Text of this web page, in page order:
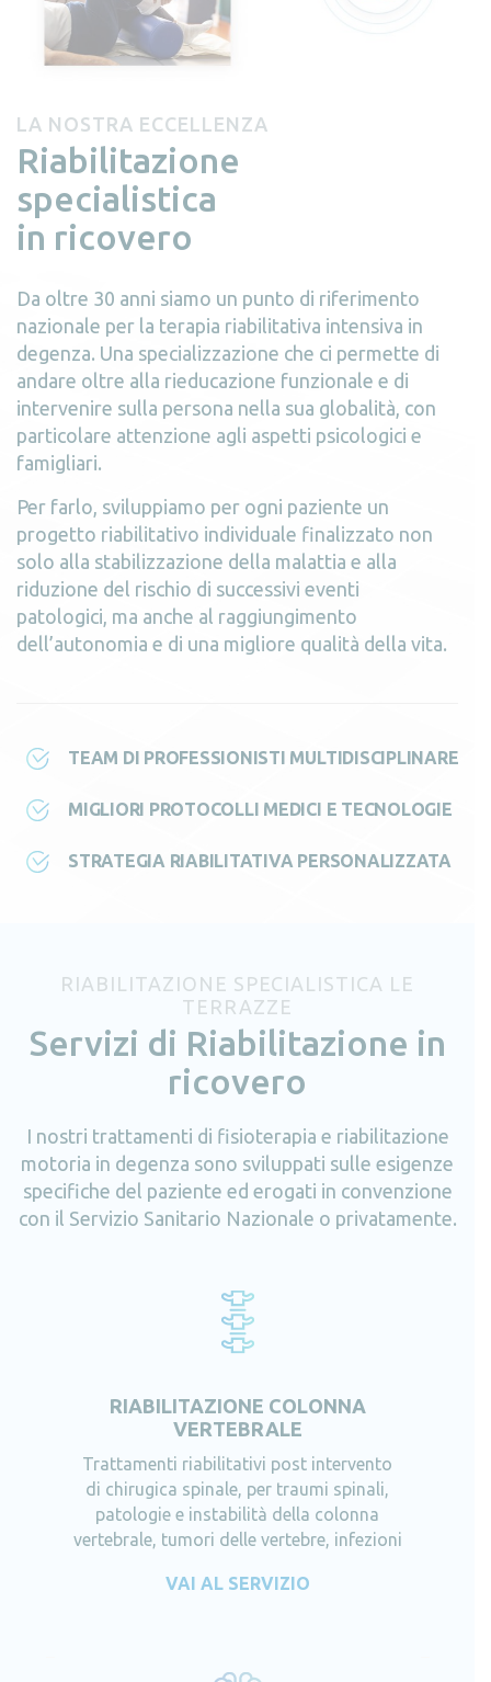
LA NOSTRA ECCELLENZA
Riabilitazione
specialistica
in ricovero
Da oltre 30 anni siamo un punto di riferimento
nazionale per la terapia riabilitativa intensiva in
degenza. Una specializzazione che ci permette di
andare oltre alla rieducazione funzionale e di
intervenire sulla persona nella sua globalità, con
particolare attenzione agli aspetti psicologici e
famigliari.
Per farlo, sviluppiamo per ogni paziente un
progetto riabilitativo individuale finalizzato non
solo alla stabilizzazione della malattia e alla
riduzione del rischio di successivi eventi
patologici, ma anche al raggiungimento
dell’autonomia e di una migliore qualità della vita.
TEAM DI PROFESSIONISTI MULTIDISCIPLINARE
MIGLIORI PROTOCOLLI MEDICI E TECNOLOGIE
STRATEGIA RIABILITATIVA PERSONALIZZATA
RIABILITAZIONE SPECIALISTICA LE
TERRAZZE
Servizi di Riabilitazione in
ricovero
I nostri trattamenti di fisioterapia e riabilitazione
motoria in degenza sono sviluppati sulle esigenze
specifiche del paziente ed erogati in convenzione
con il Servizio Sanitario Nazionale o privatamente.
RIABILITAZIONE COLONNA
VERTEBRALE
Trattamenti riabilitativi post intervento
di chirugica spinale, per traumi spinali,
patologie e instabilità della colonna
vertebrale, tumori delle vertebre, infezioni
VAI AL SERVIZIO